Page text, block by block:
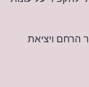
הרחם ויציאת